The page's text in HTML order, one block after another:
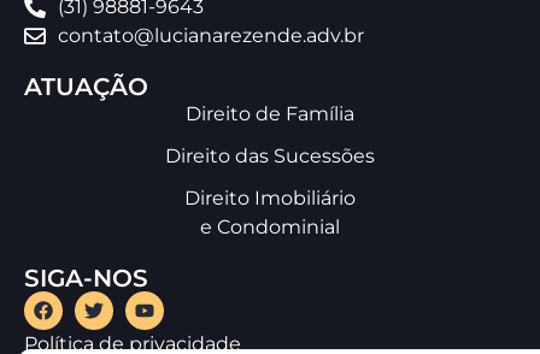
(31) 98881-9643
contato@lucianarezende.adv.br
ATUAÇÃO
Direito de Família
Direito das Sucessões
Direito Imobiliário
e Condominial
SIGA-NOS
Política de privacidade